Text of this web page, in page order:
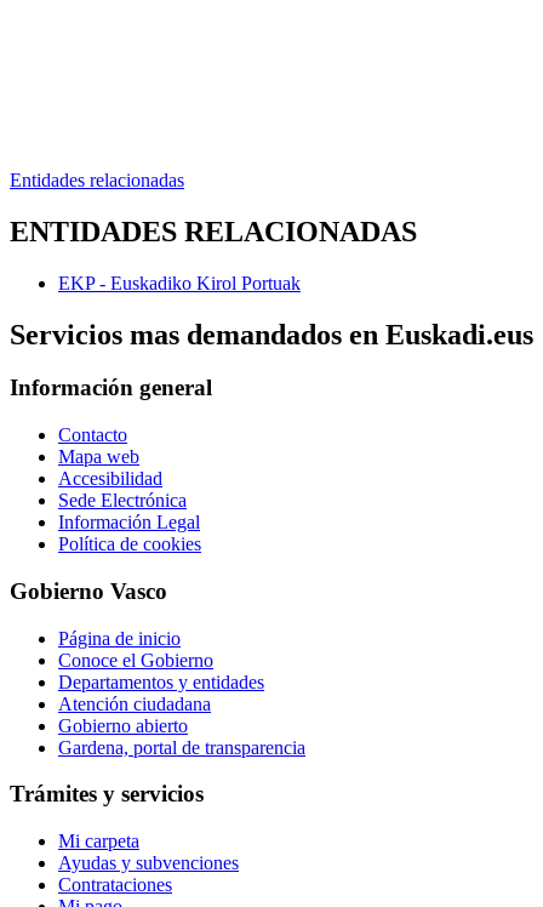
Entidades relacionadas
ENTIDADES RELACIONADAS
EKP - Euskadiko Kirol Portuak
Servicios mas demandados en Euskadi.eus
Información general
Contacto
Mapa web
Accesibilidad
Sede Electrónica
Información Legal
Política de cookies
Gobierno Vasco
Página de inicio
Conoce el Gobierno
Departamentos y entidades
Atención ciudadana
Gobierno abierto
Gardena, portal de transparencia
Trámites y servicios
Mi carpeta
Ayudas y subvenciones
Contrataciones